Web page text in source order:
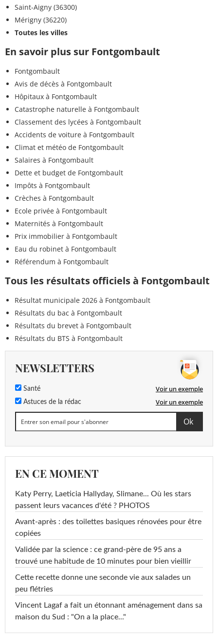
Saint-Aigny (36300)
Mérigny (36220)
Toutes les villes
En savoir plus sur Fontgombault
Fontgombault
Avis de décès à Fontgombault
Hôpitaux à Fontgombault
Catastrophe naturelle à Fontgombault
Classement des lycées à Fontgombault
Accidents de voiture à Fontgombault
Climat et météo de Fontgombault
Salaires à Fontgombault
Dette et budget de Fontgombault
Impôts à Fontgombault
Crèches à Fontgombault
Ecole privée à Fontgombault
Maternités à Fontgombault
Prix immobilier à Fontgombault
Eau du robinet à Fontgombault
Référendum à Fontgombault
Tous les résultats officiels à Fontgombault
Résultat municipale 2026 à Fontgombault
Résultats du bac à Fontgombault
Résultats du brevet à Fontgombault
Résultats du BTS à Fontgombault
NEWSLETTERS
Santé Voir un exemple
Astuces de la rédac Voir un exemple
EN CE MOMENT
Katy Perry, Laeticia Hallyday, Slimane... Où les stars
passent leurs vacances d'été ? PHOTOS
Avant-après : des toilettes basiques rénovées pour être
copiées
Validée par la science : ce grand-père de 95 ans a
trouvé une habitude de 10 minutes pour bien vieillir
Cette recette donne une seconde vie aux salades un
peu flétries
Vincent Lagaf a fait un étonnant aménagement dans sa
maison du Sud : "On a la place..."